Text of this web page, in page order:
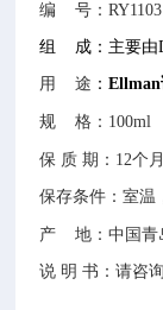
编 号：RY1103
组 成：主要由
用 途 ：
规 格：100ml
保 质 期：12个月
保存条件：室温
产 地：中国青
说 明 书：请咨